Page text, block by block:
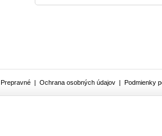
Prepravné | Ochrana osobných údajov | Podmienky